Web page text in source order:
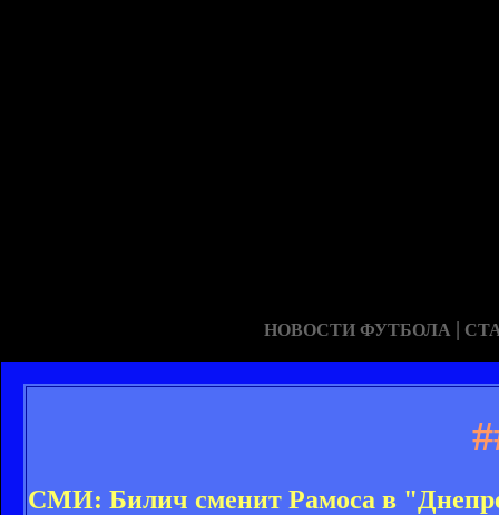
НОВОСТИ ФУТБОЛА |
СМИ: Билич сменит Рамоса в